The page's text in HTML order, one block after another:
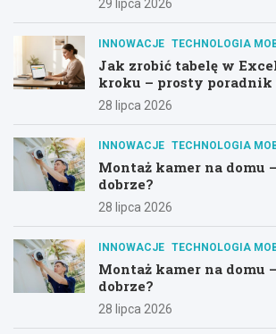
29 lipca 2026
INNOWACJE TECHNOLOGIA
Jak zrobić tabelę w
kroku – prosty poradnik
początkujących
28 lipca 2026
INNOWACJE TECHNOLOGIA
Montaż kamer na domu
dobrze?
28 lipca 2026
INNOWACJE TECHNOLOGIA
Montaż kamer na domu
dobrze?
28 lipca 2026